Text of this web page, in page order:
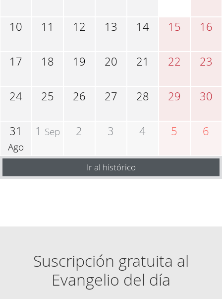
10 11 12 13 14 15 16
17 18 19 20 21 22 23
24 25 26 27 28 29 30
31
Ago
1 Sep 2 3 4 5 6
Ir al histórico
Suscripción gratuita al
Evangelio del día